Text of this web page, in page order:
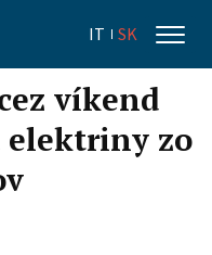
IT SK
víkend
elektriny zo